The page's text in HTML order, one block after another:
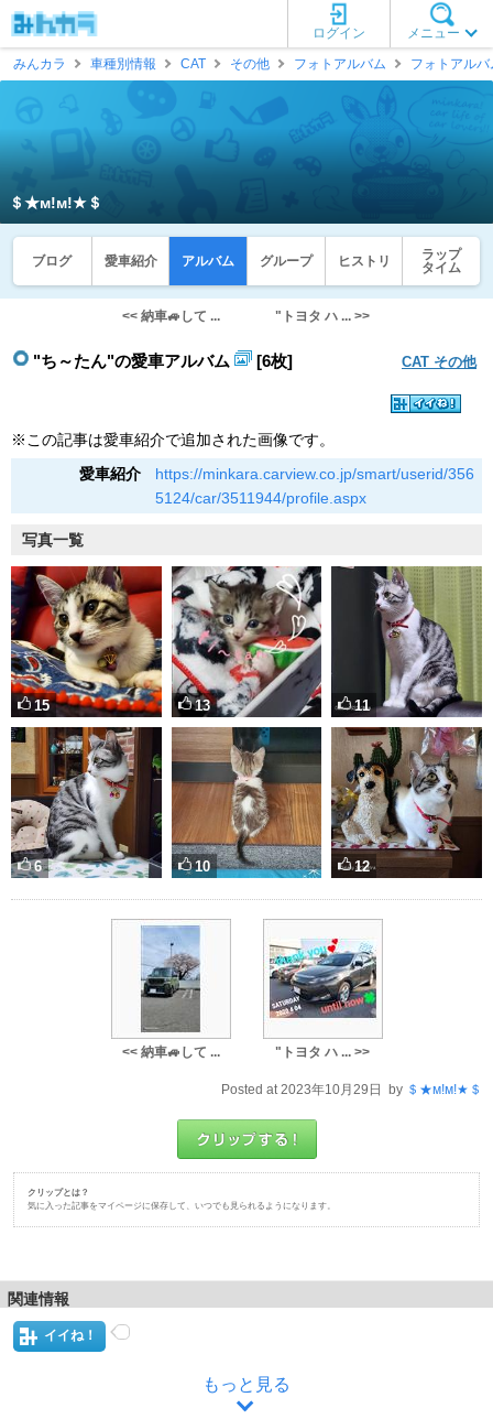
メニュー
ログイン
みんカラ
車種別情報 CAT その他 フォトアルバム フォトアル
＄★м!м!★＄
ブログ 愛車紹介 アルバム グループ ヒストリ
ラップ
タイム
<< 納車🚙して ... "トヨタ ハ ... >>
"ち～たん"の愛車アルバム [6枚] CAT その他
※この記事は愛車紹介で追加された画像です。
愛車紹介
https://minkara.carview.co.jp/smart/userid/356
5124/car/3511944/profile.aspx
写真一覧
15 13 11
6 10 12
<< 納車🚙して ... "トヨタ ハ ... >>
Posted at 2023年10月29日 by ＄★м!м!★＄
クリップとは？
気に入った記事をマイページに保存して、いつでも見られるようになります。
関連情報
イイね！
もっと見る